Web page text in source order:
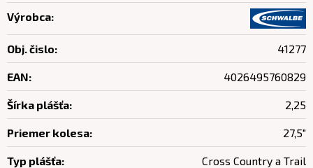
Výrobca:
Obj. čislo: 41277
EAN: 4026495760829
Šírka plášťa: 2,25
Priemer kolesa: 27,5"
Typ plášťa: Cross Country a Trail